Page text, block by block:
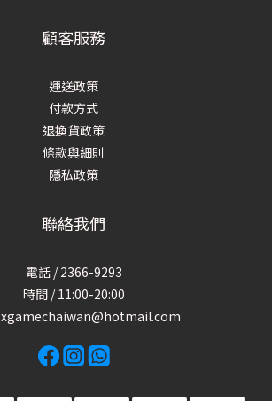
顧客服務
運送政策
付款方式
退換貨政策
條款與細則
隱私政策
聯絡我們
電話 / 2366-9293
時間 / 11:00-20:00
xgamechaiwan@hotmail.com